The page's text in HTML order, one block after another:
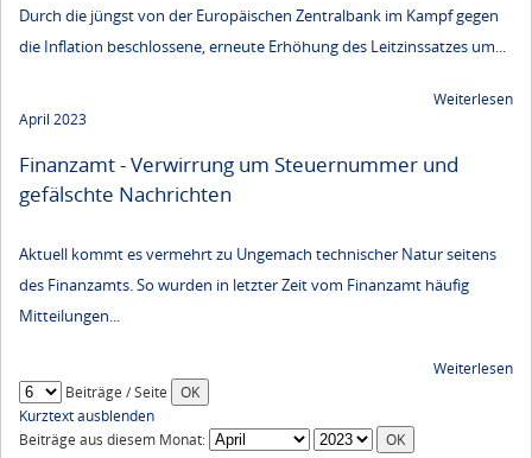
Durch die jüngst von der Europäischen Zentralbank im Kampf gegen
die Inflation beschlossene, erneute Erhöhung des Leitzinssatzes um...
Weiterlesen
April 2023
Finanzamt - Verwirrung um Steuernummer und
gefälschte Nachrichten
Aktuell kommt es vermehrt zu Ungemach technischer Natur seitens
des Finanzamts. So wurden in letzter Zeit vom Finanzamt häufig
Mitteilungen...
Weiterlesen
Beiträge / Seite
Kurztext ausblenden
Beiträge aus diesem Monat: